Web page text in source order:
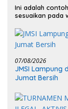
Ini adalah
sesuaikan pada
07/08/2026
JMSI Lampung
Jumat Bersih